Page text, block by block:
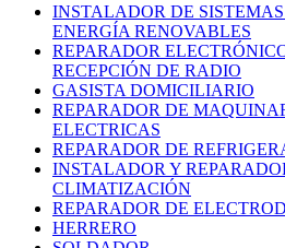
INSTALADOR DE
ENERGÍA RENOVABLES
REPARADOR
RECEPCIÓN DE RADIO
GASISTA DOMICILIARIO
REPARADOR DE
ELECTRICAS
REPARADOR DE
INSTALADOR Y
CLIMATIZACIÓN
REPARADOR DE
HERRERO